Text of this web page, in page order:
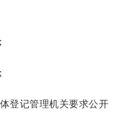
登记管理机关要求公开